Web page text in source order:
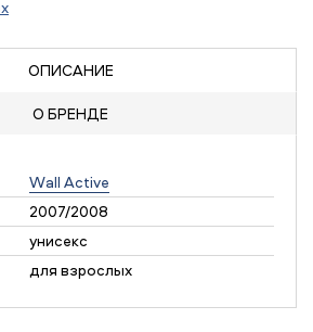
ОПИСАНИЕ
О БРЕНДЕ
Wall Active
2007/2008
унисекс
для взрослых